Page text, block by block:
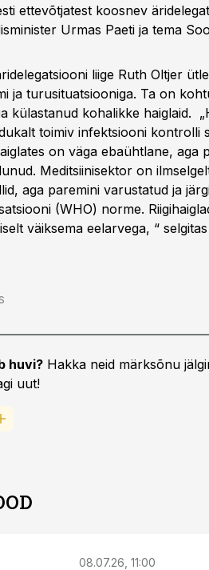
ettevõtjatest koosnev
Urmas Paeti ja tema
liige Ruth Oltjer
ja turusituatsiooniga. Ta on
külastanud kohalikke haiglaid.
toimiv infektsiooni kontrolli
on väga ebaühtlane, aga
Meditsiinisektor on
aga paremini varustatud ja
(WHO) norme.
väiksema eelarvega, “
huvi? Hakka neid märksõnu
uut!
08.07.26, 11:00